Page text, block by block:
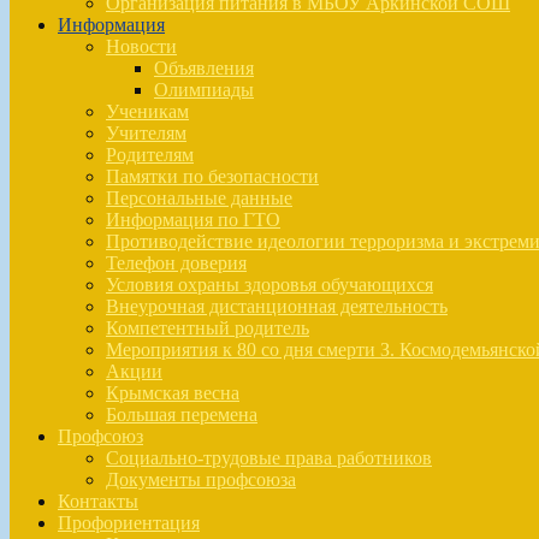
Информация
Новости
Объявления
Олимпиады
Ученикам
Учителям
Родителям
Памятки по безопасности
Персональные данные
Информация по ГТО
Противодействие идеологии терроризма и
Телефон доверия
Условия охраны здоровья обучающихся
Внеурочная дистанционная деятельность
Компетентный родитель
Мероприятия к 80 со дня смерти З.
Акции
Крымская весна
Большая перемена
Профсоюз
Социально-трудовые права работников
Документы профсоюза
Контакты
Профориентация